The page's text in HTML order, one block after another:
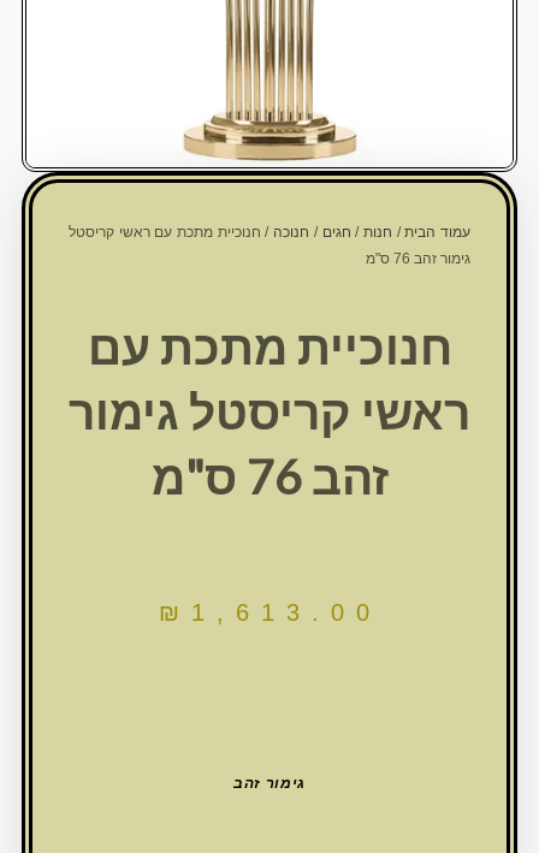
עמוד הבית/ חנות/חגים/חנוכה / חנוכיית מתכת עם ראשי קריסטל
גימור זהב 76 ס"מ
חנוכיית מתכת עם
ראשי קריסטל גימור
זהב 76 ס"מ
₪1,613.00
גימור זהב